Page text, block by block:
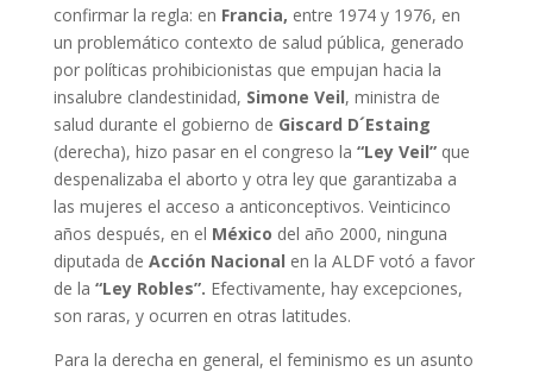
confirmar la regla: en Francia, entre 1974 y 1976, en
un problemático contexto de salud pública, generado
por políticas prohibicionistas que empujan hacia la
insalubre clandestinidad, Simone Veil, ministra de
salud durante el gobierno de Giscard D´Estaing
(derecha), hizo pasar en el congreso la “Ley Veil”que
despenalizaba el aborto y otra ley que garantizaba a
las mujeres el acceso a anticonceptivos. Veinticinco
años después, en el México del año 2000, ninguna
diputada de Acción Nacional en la ALDF votó a favor
de la “Ley Robles”. Efectivamente, hay excepciones,
son raras, y ocurren en otras latitudes.
Para la derecha en general, el feminismo es un asunto